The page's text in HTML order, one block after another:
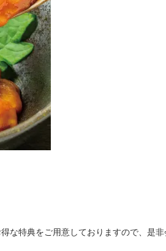
な特典をご用意しておりますので、是